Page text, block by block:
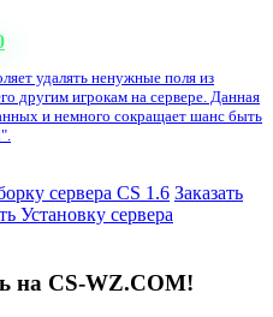
удалять ненужные поля из
другим игрокам на сервере. Данная
и немного сокращает шанс быть
сервера CS 1.6 Заказать
Установку сервера
на CS-WZ.COM!